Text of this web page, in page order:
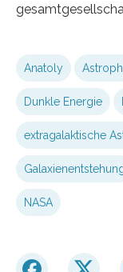
Anatoly
Dunkle Energie
extragalaktische
NASA